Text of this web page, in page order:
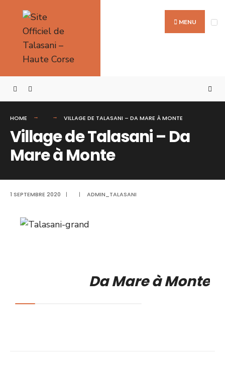
MENU
HOME VILLAGE DE TALASANI – DA MARE À MONTE
Village de Talasani – Da
Mare à Monte
1 SEPTEMBRE 2020 | | ADMIN_TALASANI
Da Mare à Monte